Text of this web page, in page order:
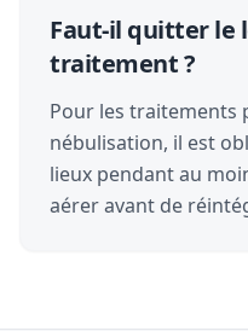
Faut-il quitter le
traitement ?
Pour les traitements
nébulisation, il est
lieux pendant au
aérer avant de